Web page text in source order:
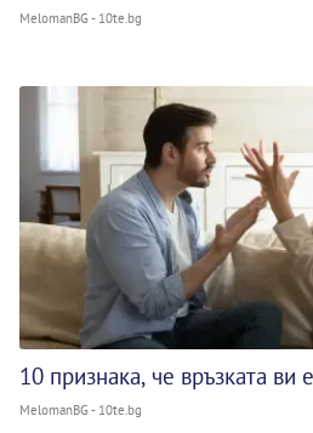
MelomanBG - 10te.bg
10 признака, че връзката ви
MelomanBG - 10te.bg